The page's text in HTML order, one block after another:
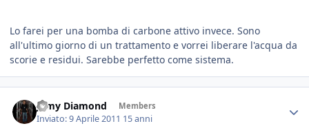
Lo farei per una bomba di carbone attivo invece. Sono
all'ultimo giorno di un trattamento e vorrei liberare l'acqua da
scorie e residui. Sarebbe perfetto come sistema.
Jamy Diamond Members
Inviato:9 Aprile 2011 15 anni